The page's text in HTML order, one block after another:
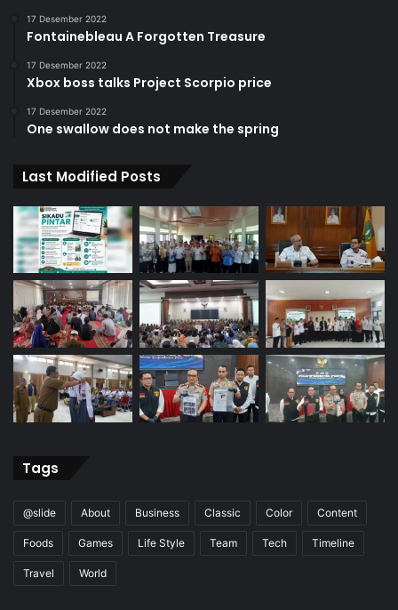
17 Desember 2022
Fontainebleau A Forgotten Treasure
17 Desember 2022
Xbox boss talks Project Scorpio price
17 Desember 2022
One swallow does not make the spring
Last Modified Posts
Tags
@slide About Business Classic Color Content
Foods Games Life Style Team Tech Timeline
Travel World